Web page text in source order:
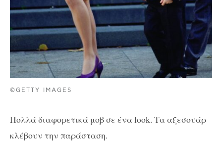
©GETTY IMAGES
Πολλά διαφορετικά μοβ σε ένα look. Τα αξεσουάρ
κλέβουν την παράσταση.